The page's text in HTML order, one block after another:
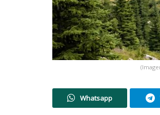
Whatsapp